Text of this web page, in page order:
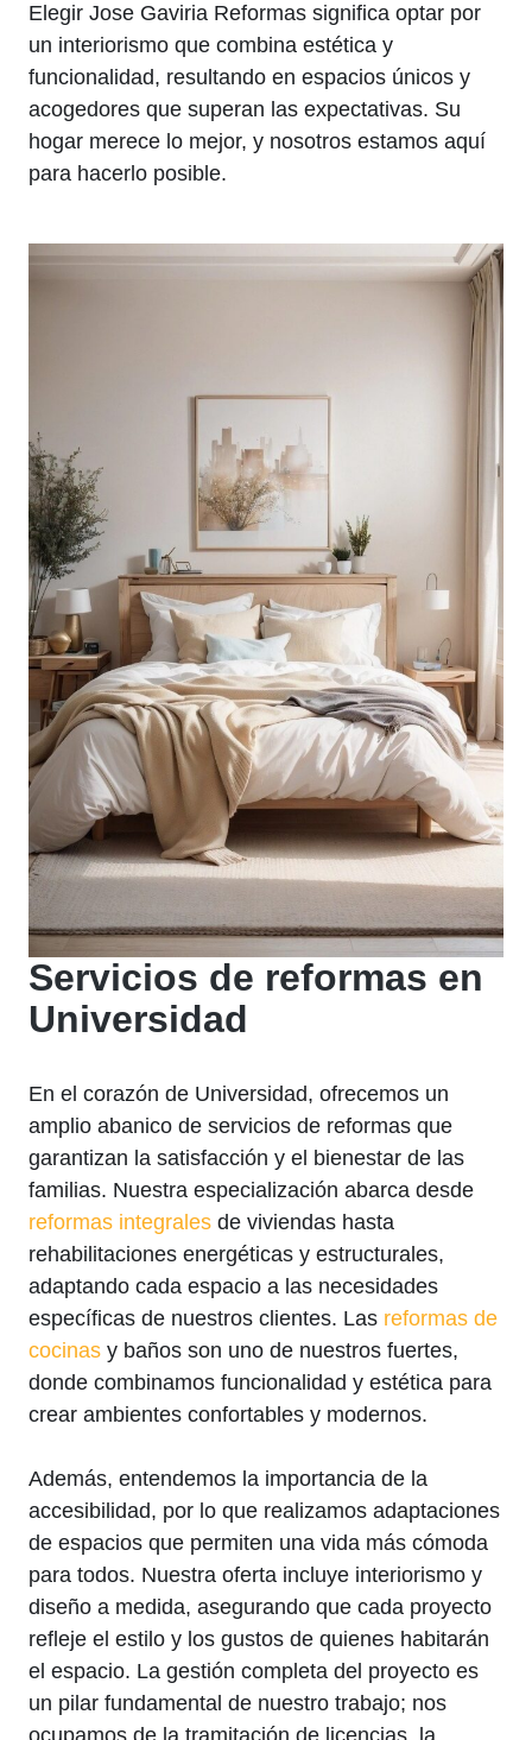
Elegir Jose Gaviria Reformas significa optar por
un interiorismo que combina estética y
funcionalidad, resultando en espacios únicos y
acogedores que superan las expectativas. Su
hogar merece lo mejor, y nosotros estamos aquí
para hacerlo posible.
Servicios de reformas en
Universidad
En el corazón de Universidad, ofrecemos un
amplio abanico de servicios de reformas que
garantizan la satisfacción y el bienestar de las
familias. Nuestra especialización abarca desde
reformas integrales de viviendas hasta
rehabilitaciones energéticas y estructurales,
adaptando cada espacio a las necesidades
específicas de nuestros clientes. Las reformas de
cocinas y baños son uno de nuestros fuertes,
donde combinamos funcionalidad y estética para
crear ambientes confortables y modernos.
Además, entendemos la importancia de la
accesibilidad, por lo que realizamos adaptaciones
de espacios que permiten una vida más cómoda
para todos. Nuestra oferta incluye interiorismo y
diseño a medida, asegurando que cada proyecto
refleje el estilo y los gustos de quienes habitarán
el espacio. La gestión completa del proyecto es
un pilar fundamental de nuestro trabajo; nos
ocupamos de la tramitación de licencias, la